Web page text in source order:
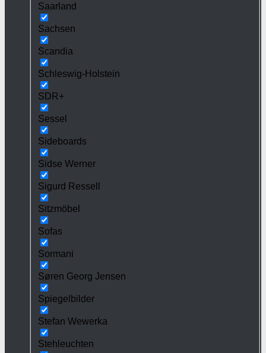
Saarland
Sachsen
Scandia
Schleswig-Holstein
SDR+
Sessel
Sideboards
Sidse Werner
Sigurd Ressell
Sitzmöbel
Sofas
Sormani
Søren Georg Jensen
Spiegelbilder
Stefan Wewerka
Stehleuchten